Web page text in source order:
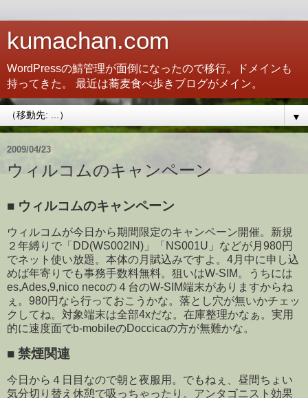
kumachan.com
WordPressの鯖管理が面倒になったので移行。ドメインも
持ってきた。 最近は蕎麦食べ歩きブログがメイン。
▼
2009/04/23
ウィルコムのキャンペーン
■ ウィルコムのキャンペーン
ウィルコムが今日から期間限定のキャンペーン開催。新規
２年縛りで「DD(WS002IN)」「NS001U」などが月980円
でネット使い放題。本体の月賦込みですよ。4月中に申し込
めば年寄りでも事務手数料無料。狙いはW-SIM。うちには
es,Ades,9,nico necoの４台のW-SIM端末がありますからね
ぇ。980円なら行っておこうかな。落とし穴が無いかチェッ
クしてね。対象端末は全部4xだな。在庫整理かなぁ。実用
的に速度面でb-mobileのDoccicaの方が無難かな。
■ 禁煙関連
今日から４日目なので朝と夜服用。でもねぇ、昼間ちょい
気分切り替え休憩で吸っちゃったり。アンタゴニスト効果